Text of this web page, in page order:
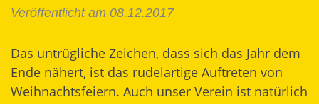
Veröffentlicht am 08.12.2017
Das untrügliche Zeichen, dass sich das Jahr dem
Ende nähert, ist das rudelartige Auftreten von
Weihnachtsfeiern. Auch unser Verein ist natürlich